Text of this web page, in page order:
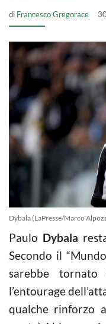
di Francesco Gregorace
Dybala (LaPresse/Marco
Paulo Dybala
Secondo il
sarebbe
l’entourage
qualche rinforzo